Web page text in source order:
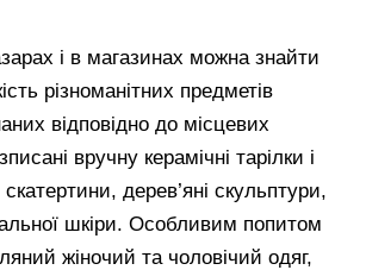
і в магазинах можна знайти
різноманітних предметів
відповідно до місцевих
вручну керамічні тарілки і
дерев’яні скульптури,
шкіри. Особливим попитом
жіночий та чоловічий одяг,